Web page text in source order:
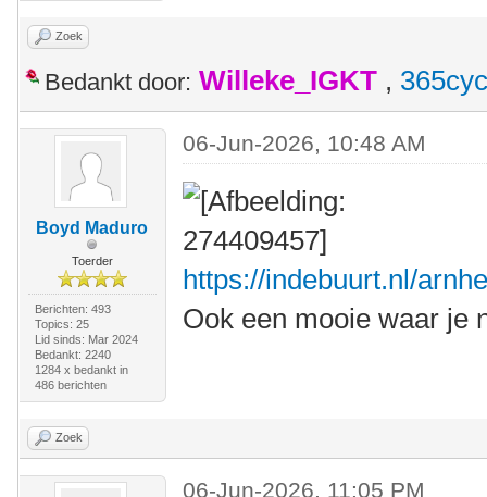
Zoek
Bedankt door: Willeke_IGKT ,
Boyd Maduro
Toerder
Berichten: 493
Topics: 25
Lid sinds: Mar 2024
Bedankt: 2240
1284 x bedankt in
486 berichten
06-Jun-2026, 10:48 AM
https://indebuurt.nl/
Ook een mooie waar je
Zoek
06-Jun-2026, 11:05 PM